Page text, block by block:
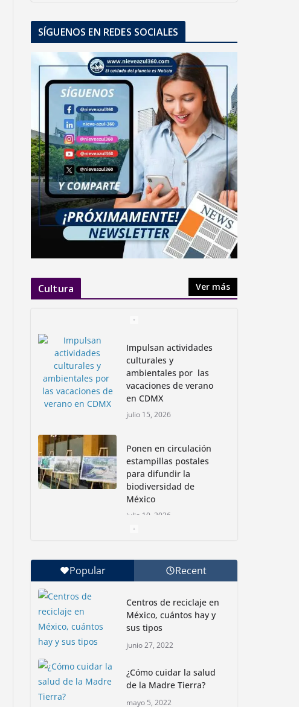
SÍGUENOS EN REDES SOCIALES
Cultura Ver más
Impulsan actividades
culturales y
ambientales por las
vacaciones de verano
en CDMX
julio 15, 2026
Ponen en circulación
estampillas postales
para difundir la
biodiversidad de
México
julio 10, 2026
a la conquista de la
Isla Coronado por una
junio 30, 2026
informativa, Profepa y
Animals buscan inhibir
tráfico de aves
junio 15, 2026
Popular Recent
Centros de reciclaje en
México, cuántos hay y
sus tipos
junio 27, 2022
¿Cómo cuidar la salud
de la Madre Tierra?
mayo 5, 2022